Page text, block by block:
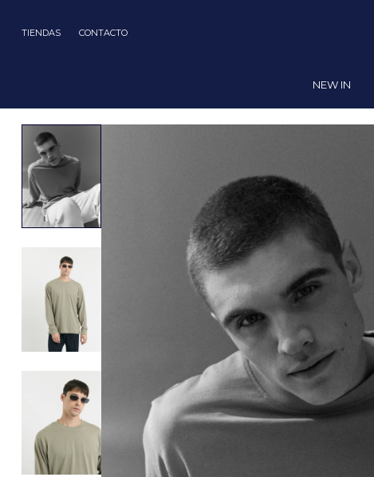
TIENDAS CONTACTO
NEW IN